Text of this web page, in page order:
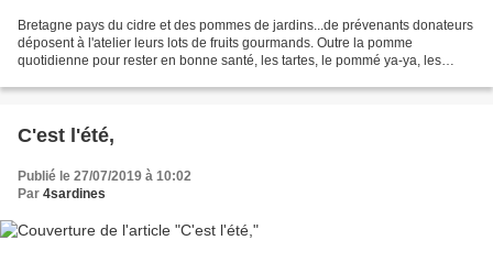
Bretagne pays du cidre et des pommes de jardins...de prévenants donateurs
déposent à l'atelier leurs lots de fruits gourmands. Outre la pomme
quotidienne pour rester en bonne santé, les tartes, le pommé ya-ya, les
C'est l'été,
Publié le 27/07/2019 à 10:02
Par 4sardines